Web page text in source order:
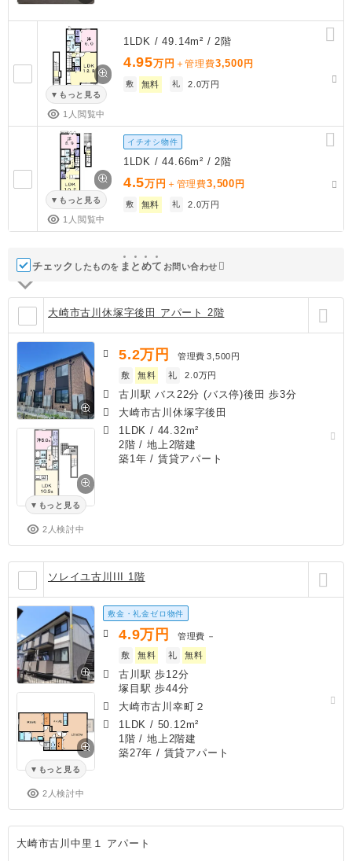
もっと見る
1人閲覧中
1LDK / 49.14m² / 2階
4.95万円 ＋管理費3,500 円
敷 無料 礼 2.0万円
もっと見る
1人閲覧中
イチオシ物件
1LDK / 44.66m² / 2階
4.5万円 ＋管理費3,500 円
敷 無料 礼 2.0万円
チェック したものを ま と めて お問い合わせ
大崎市古川休塚字後田 アパート 2階
もっと見る
2人検討中
5.2万円 管理費 3,500円
敷
無料 礼 2.0万円
古川駅 バス22分 (バス停)後田 歩3分
大崎市古川休塚字後田
1LDK / 44.32m²
2階 / 地上2階建
築1年 / 賃貸アパート
ソレイユ古川III 1階
もっと見る
2人検討中
敷金・礼金ゼロ物件
4.9万円 管理費 －
敷
無料 礼 無料
古川駅 歩12分
塚目駅 歩44分
大崎市古川幸町２
1LDK / 50.12m²
1階 / 地上2階建
築27年 / 賃貸アパート
大崎市古川中里１ アパート